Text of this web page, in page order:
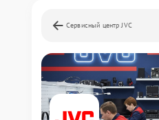
Сервисный центр JVC